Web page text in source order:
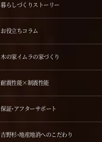
暮らしづくりストーリー
お役立ちコラム
木の家イムラの家づくり
耐震性能×制震性能
保証・アフターサポート
吉野杉・地産地消へのこだわり